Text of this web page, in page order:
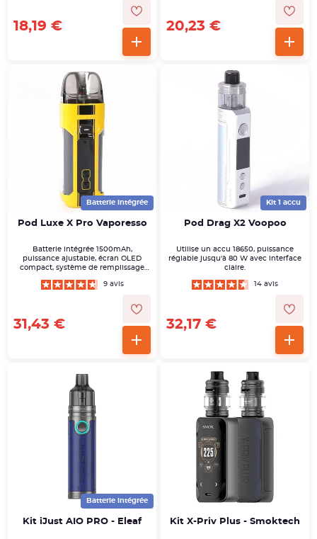
18,19 € 20,23 €
Batterie intégrée
Pod Luxe X Pro Vaporesso
Batterie intégrée 1500mAh,
puissance ajustable, écran OLED
compact, système de remplissage
9 avis
31,43 €
Kit 1 accu
Pod Drag X2 Voopoo
Utilise un accu 18650, puissance
réglable jusqu'à 80 W avec interface
claire.
14 avis
32,17 €
Batterie intégrée
Kit iJust AIO PRO - Eleaf Kit X-Priv Plus - Smoktech